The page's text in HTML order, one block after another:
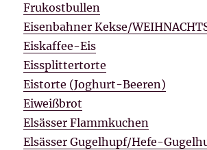
Frukostbullen
Eisenbahner Kekse/
Eiskaffee-Eis
Eissplittertorte
Eistorte (Joghurt-Beeren)
Eiweißbrot
Elsässer Flammkuchen
Elsässer Gugelhupf/Hefe-